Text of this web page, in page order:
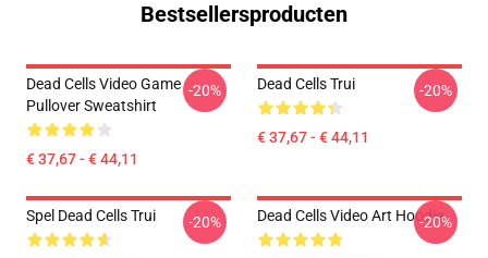
Bestsellersproducten
Dead Cells Video Game
Pullover Sweatshirt
€ 37,67 - € 44,11
-20% Dead Cells Trui
€ 37,67 - € 44,11
-20%
Spel Dead Cells Trui -20% Dead Cells Video Art Hoodie
-20%